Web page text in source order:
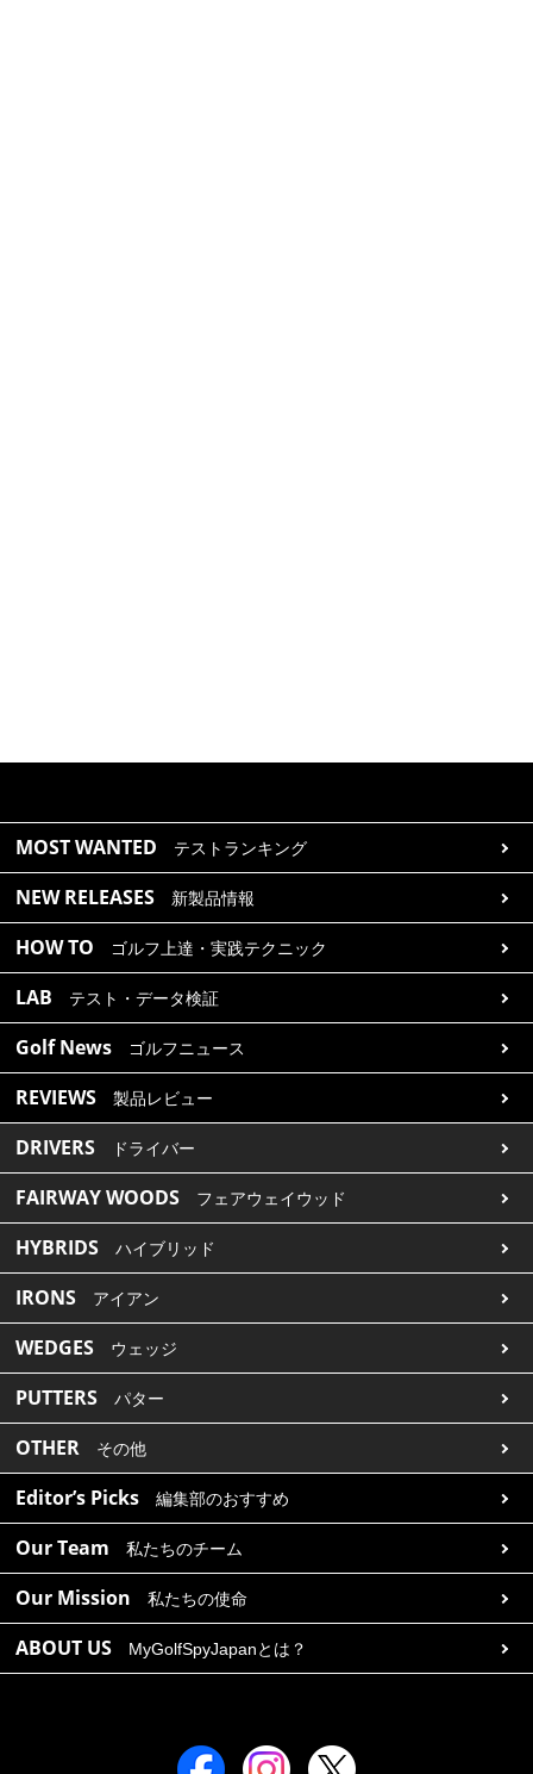
MOST WANTED テストランキング
NEW RELEASES 新製品情報
HOW TO ゴルフ上達・実践テクニック
LAB テスト・データ検証
Golf News ゴルフニュース
REVIEWS 製品レビュー
DRIVERS ドライバー
FAIRWAY WOODS フェアウェイウッド
HYBRIDS ハイブリッド
IRONS アイアン
WEDGES ウェッジ
PUTTERS パター
OTHER その他
Editor’s Picks 編集部のおすすめ
Our Team 私たちのチーム
Our Mission 私たちの使命
ABOUT US MyGolfSpyJapanとは？